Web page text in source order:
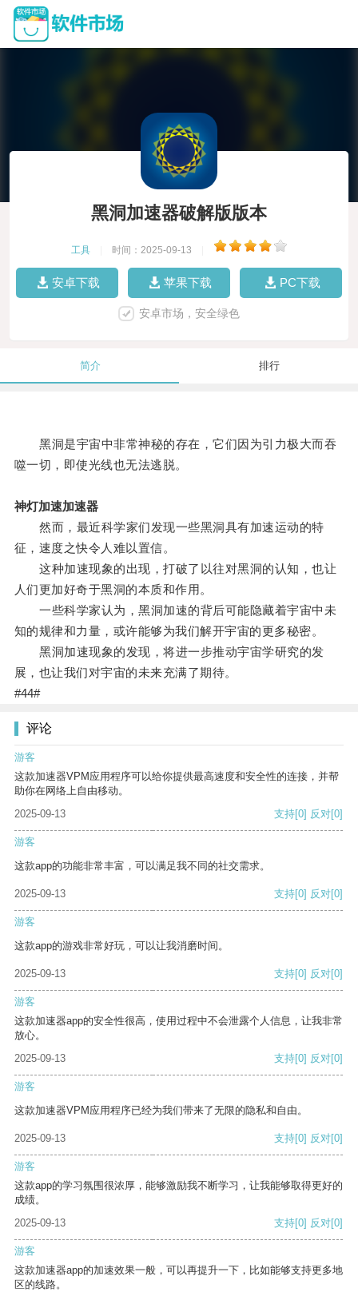
黑洞加速器破解版版本
工具 时间：2025-09-13
安卓下载 苹果下载 PC下载
安卓市场，安全绿色
简介 排行
黑洞是宇宙中非常神秘的存在，它们因为引力极大而吞
噬一切，即使光线也无法逃脱。
神灯加速加速器
然而，最近科学家们发现一些黑洞具有加速运动的特
征，速度之快令人难以置信。
这种加速现象的出现，打破了以往对黑洞的认知，也让
人们更加好奇于黑洞的本质和作用。
一些科学家认为，黑洞加速的背后可能隐藏着宇宙中未
知的规律和力量，或许能够为我们解开宇宙的更多秘密。
黑洞加速现象的发现，将进一步推动宇宙学研究的发
展，也让我们对宇宙的未来充满了期待。
#44#
评论
游客
这款加速器VPM应用程序可以给你提供最高速度和安全性的连接，并帮
助你在网络上自由移动。
2025-09-13
支持[0] 反对[0]
游客
这款app的功能非常丰富，可以满足我不同的社交需求。
2025-09-13 支持[0] 反对[0]
游客
这款app的游戏非常好玩，可以让我消磨时间。
2025-09-13 支持[0] 反对[0]
游客
这款加速器app的安全性很高，使用过程中不会泄露个人信息，让我非常
放心。
2025-09-13
支持[0] 反对[0]
游客
这款加速器VPM应用程序已经为我们带来了无限的隐私和自由。
2025-09-13 支持[0] 反对[0]
游客
这款app的学习氛围很浓厚，能够激励我不断学习，让我能够取得更好的
成绩。
2025-09-13
支持[0] 反对[0]
游客
这款加速器app的加速效果一般，可以再提升一下，比如能够支持更多地
区的线路。